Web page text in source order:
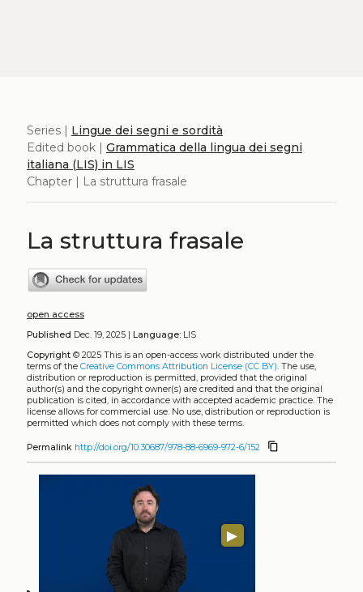
Series | Lingue dei segni e sordità
Edited book | Grammatica della lingua dei segni
italiana (LIS) in LIS
Chapter | La struttura frasale
La struttura frasale
open access
Published Dec. 19, 2025 | Language:LIS
Copyright© 2025 This is an open-access work distributed under the
terms of the Creative Commons Attribution License (CC BY). The use,
distribution or reproduction is permitted, provided that the original
author(s) and the copyright owner(s) are credited and that the original
publication is cited, in accordance with accepted academic practice. The
license allows for commercial use. No use, distribution or reproduction is
permitted which does not comply with these terms.
Permalink http://doi.org/10.30687/978-88-6969-972-6/152 content_copy
▶